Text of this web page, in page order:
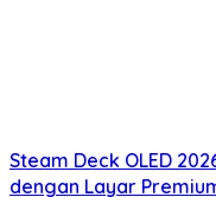
Steam Deck OLED
dengan Layar